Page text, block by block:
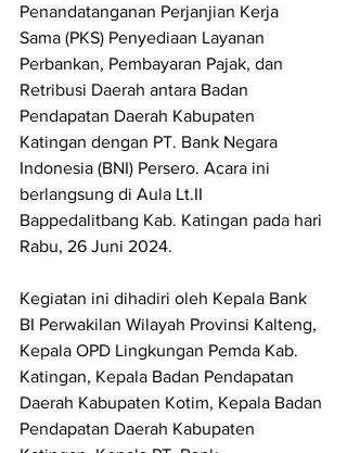
Penandatanganan Perjanjian Kerja
Sama (PKS) Penyediaan Layanan
Perbankan, Pembayaran Pajak, dan
Retribusi Daerah antara Badan
Pendapatan Daerah Kabupaten
Katingan dengan PT. Bank Negara
Indonesia (BNI) Persero. Acara ini
berlangsung di Aula Lt.II
Bappedalitbang Kab. Katingan pada hari
Rabu, 26 Juni 2024.
Kegiatan ini dihadiri oleh Kepala Bank
BI Perwakilan Wilayah Provinsi Kalteng,
Kepala OPD Lingkungan Pemda Kab.
Katingan, Kepala Badan Pendapatan
Daerah Kabupaten Kotim, Kepala Badan
Pendapatan Daerah Kabupaten